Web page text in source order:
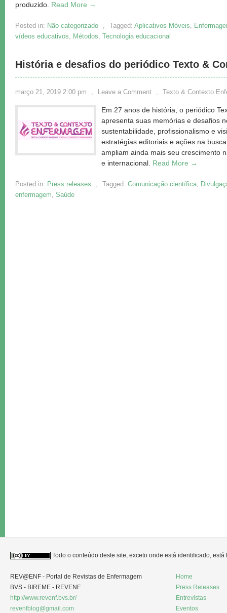
produzido. Read More →
Posted in: Não categorizado , Tagged: Aplicativos Móveis,
vídeos educativos, Métodos, Tecnologia educacional
História e desafios do periódico Texto &
março 21, 2019 2:00 pm , Leave a Comment , Texto & Contexto
Em 27 anos de história, o periódico
apresenta suas memórias e desafios
sustentabilidade, profissionalismo e
estratégias editoriais e ações na
ampliam ainda mais seu crescimento
e internacional. Read More →
Posted in: Press releases , Tagged: Comunicação científica,
enfermagem, Saúde
Todo o conteúdo deste site, exceto onde está identificado,
REV@ENF - Portal de Revistas de Enfermagem
BVS - BIREME - REVENF
http://www.revenf.bvs.br/
revenfblog@gmail.com
Home
Press Releases
Entrevistas
Eventos